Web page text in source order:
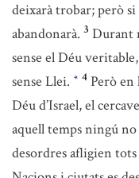
deixarà trobar; però si
abandonarà. 3 Durant
sense el Déu
sense Llei. * 4 Però en
Déu d’Israel, el
aquell temps ningú
desordres afligien tots